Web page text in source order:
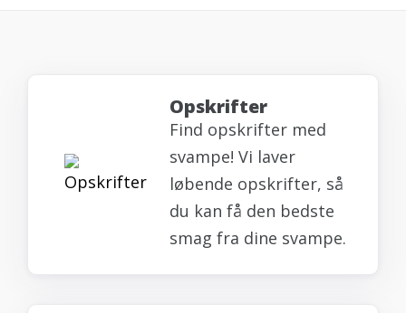
Opskrifter
Find opskrifter med
svampe! Vi laver
løbende opskrifter, så
du kan få den bedste
smag fra dine svampe.